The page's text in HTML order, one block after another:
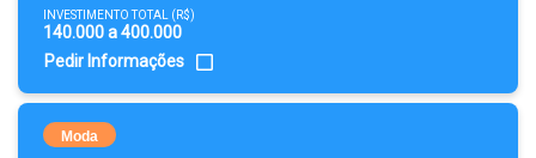
INVESTIMENTO TOTAL (R$)
140.000 a 400.000
Pedir Informações
Moda